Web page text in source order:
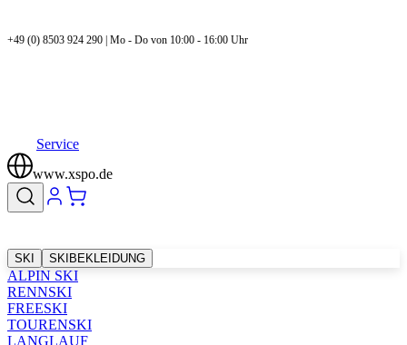
+49 (0) 8503 924 290 | Mo - Do von 10:00 - 16:00 Uhr
Service
www.xspo.de
SKI SKIBEKLEIDUNG
ALPIN SKI
RENNSKI
FREESKI
TOURENSKI
LANGLAUF